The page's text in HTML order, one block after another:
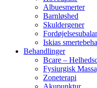
Albuesmerter
Barnløshed
Skuldergener
Iskias
Behandlinger
Bcare –
Fysiurgisk
Zoneterapi
Akupunktur